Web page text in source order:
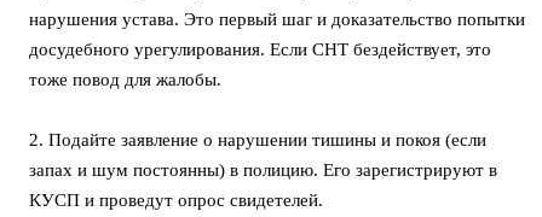
нарушения устава. Это первый шаг и доказательство попытки
досудебного урегулирования. Если СНТ бездействует, это
тоже повод для жалобы.
2. Подайте заявление о нарушении тишины и покоя (если
запах и шум постоянны) в полицию. Его зарегистрируют в
КУСП и проведут опрос свидетелей.